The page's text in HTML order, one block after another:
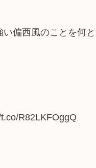
偏西風のことを何と
R82LKFOggQ